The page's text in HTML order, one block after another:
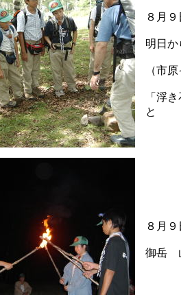
８月
明日
（市
「浮
と
８月
御岳